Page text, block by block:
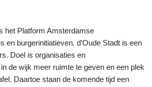
het Platform Amsterdamse
en burgerinitiatieven. d’Oude Stadt is een
Doel is organisaties en
de wijk meer ruimte te geven en een plek
Daartoe staan de komende tijd een